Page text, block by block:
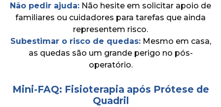
Não pedir ajuda: Não hesite em solicitar apoio de
familiares ou cuidadores para tarefas que ainda
representem risco.
Subestimar o risco de quedas:Mesmo em casa,
as quedas são um grande perigo no pós-
operatório.
Mini-FAQ: Fisioterapia após Prótese de
Quadril